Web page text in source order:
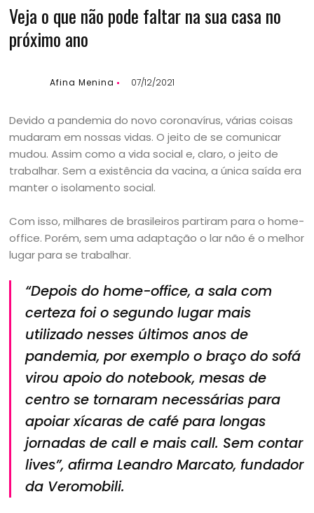
Veja o que não pode faltar na sua casa no
próximo ano
Afina Menina 07/12/2021
Devido a pandemia do novo coronavírus, várias coisas
mudaram em nossas vidas. O jeito de se comunicar
mudou. Assim como a vida social e, claro, o jeito de
trabalhar. Sem a existência da vacina, a única saída era
manter o isolamento social.
Com isso, milhares de brasileiros partiram para o home-
office. Porém, sem uma adaptação o lar não é o melhor
lugar para se trabalhar.
“Depois do home-office, a sala com
certeza foi o segundo lugar mais
utilizado nesses últimos anos de
pandemia, por exemplo o braço do sofá
virou apoio do notebook, mesas de
centro se tornaram necessárias para
apoiar xícaras de café para longas
jornadas de call e mais call. Sem contar
lives”, afirma Leandro Marcato, fundador
da Veromobili.